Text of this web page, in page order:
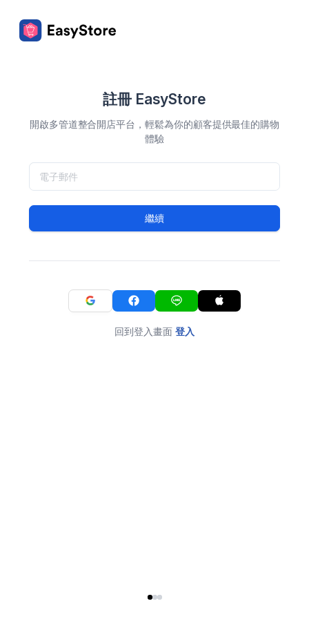
註冊 EasyStore
開啟多管道整合開店平台，輕鬆為你的顧客提供最佳的購物
體驗
繼續
回到登入畫面 登入